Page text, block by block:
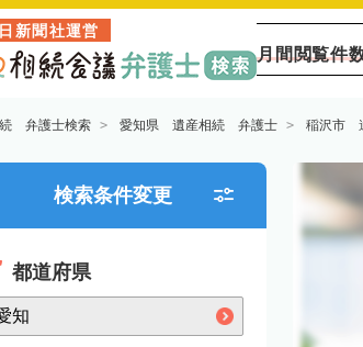
新聞社運営
月間閲覧件
弁護士検索 愛知県 遺産相続 弁護士 稲沢市
検索条件変更
都道府県